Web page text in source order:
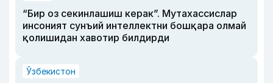
“Бир оз секинлашиш керак”. Мутахассислар
инсоният сунъий интеллектни бошқара олмай
қолишидан хавотир билдирди
Ўзбекистон